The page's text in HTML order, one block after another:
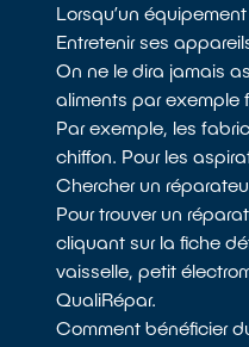
Lorsqu’un
Entretenir ses
On ne le dira jamais
aliments par exemple
Par exemple, les
chiffon. Pour les
Chercher un
Pour trouver un
cliquant sur la fiche
vaisselle, petit
QualiRépar.
Comment bénéficier